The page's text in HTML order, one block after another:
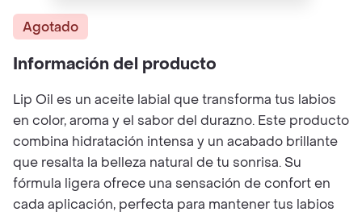
Agotado
Información del producto
Lip Oil es un aceite labial que transforma tus labios
en color, aroma y el sabor del durazno. Este producto
combina hidratación intensa y un acabado brillante
que resalta la belleza natural de tu sonrisa. Su
fórmula ligera ofrece una sensación de confort en
cada aplicación, perfecta para mantener tus labios